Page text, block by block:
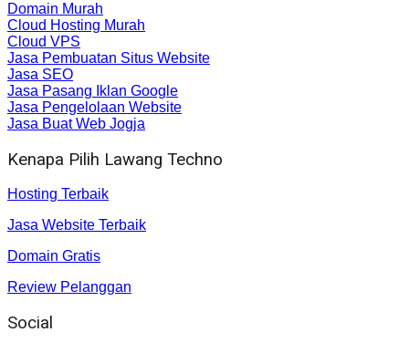
Domain Murah
Cloud Hosting Murah
Cloud VPS
Jasa Pembuatan Situs Website
Jasa SEO
Jasa Pasang Iklan Google
Jasa Pengelolaan Website
Jasa Buat Web Jogja
Kenapa Pilih Lawang Techno
Hosting Terbaik
Jasa Website Terbaik
Domain Gratis
Review Pelanggan
Social